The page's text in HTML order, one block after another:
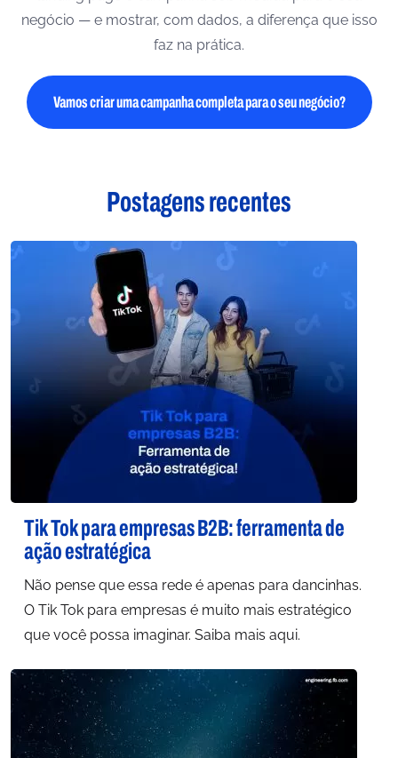
negócio — e mostrar, com dados, a diferença que isso
faz na prática.
Vamos criar uma campanha completa para o seu negócio?
Postagens recentes
Tik Tok para empresas B2B: ferramenta de
ação estratégica
Não pense que essa rede é apenas para dancinhas.
O Tik Tok para empresas é muito mais estratégico
que você possa imaginar. Saiba mais aqui.